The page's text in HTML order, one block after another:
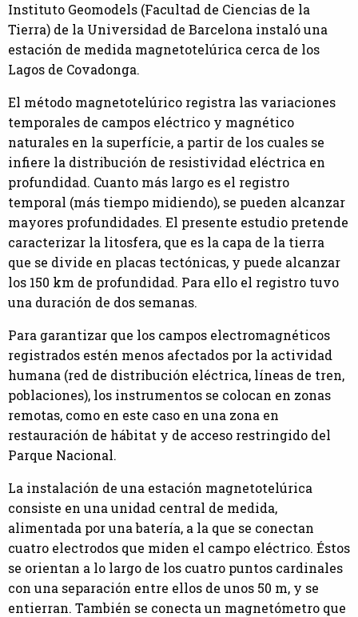
Instituto Geomodels (Facultad de Ciencias de la
Tierra) de la Universidad de Barcelona instaló una
estación de medida magnetotelúrica cerca de los
Lagos de Covadonga.
El método magnetotelúrico registra las variaciones
temporales de campos eléctrico y magnético
naturales en la superfície, a partir de los cuales se
infiere la distribución de resistividad eléctrica en
profundidad. Cuanto más largo es el registro
temporal (más tiempo midiendo), se pueden alcanzar
mayores profundidades. El presente estudio pretende
caracterizar la litosfera, que es la capa de la tierra
que se divide en placas tectónicas, y puede alcanzar
los 150 km de profundidad. Para ello el registro tuvo
una duración de dos semanas.
Para garantizar que los campos electromagnéticos
registrados estén menos afectados por la actividad
humana (red de distribución eléctrica, líneas de tren,
poblaciones), los instrumentos se colocan en zonas
remotas, como en este caso en una zona en
restauración de hábitat y de acceso restringido del
Parque Nacional.
La instalación de una estación magnetotelúrica
consiste en una unidad central de medida,
alimentada por una batería, a la que se conectan
cuatro electrodos que miden el campo eléctrico. Éstos
se orientan a lo largo de los cuatro puntos cardinales
con una separación entre ellos de unos 50 m, y se
entierran. También se conecta un magnetómetro que